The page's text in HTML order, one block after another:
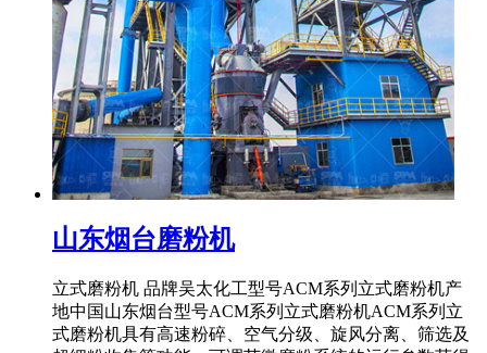
山东烟台磨粉机
立式磨粉机 品牌吴太化工型号ACM系列立式磨粉机产
地中国山东烟台型号ACM系列立式磨粉机ACM系列立
式磨粉机具有高速粉碎、空气分级、旋风分离、筛选及